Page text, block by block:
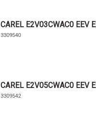
CAREL E2V03CWAC0
3309540
CAREL E2V05CWAC0
3309542